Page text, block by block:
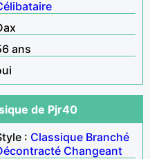
ans
de Pjr40
: Classique Branché
Changeant